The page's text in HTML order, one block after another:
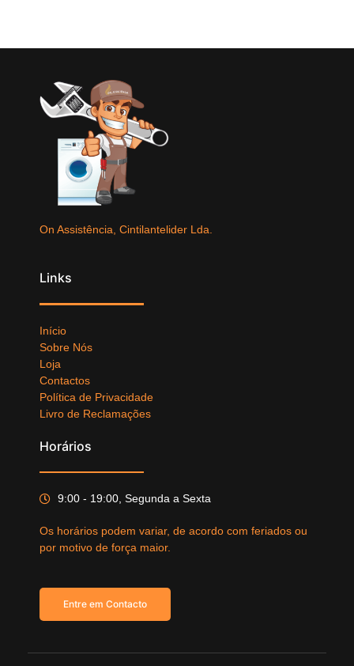
On Assistência, Cintilantelider Lda.
Links
Início
Sobre Nós
Loja
Contactos
Política de Privacidade
Livro de Reclamações
Horários
9:00 - 19:00, Segunda a Sexta
Os horários podem variar, de acordo com feriados ou
por motivo de força maior.
Entre em Contacto